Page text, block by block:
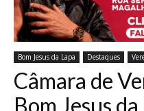
Bom Jesus da Lapa Destaques
Câmara de
Bom Jesus